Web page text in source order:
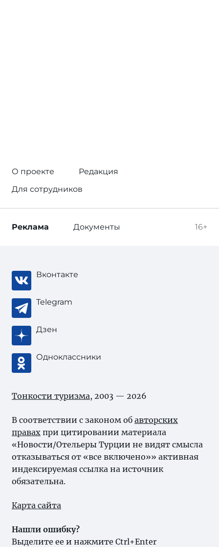
О проекте
Редакция
Для сотрудников
16+
Реклама Документы
Вконтакте
Telegram
Дзен
Одноклассники
Тонкости туризма, 2003 — 2026
В соответствии с законом об авторских
правах при цитировании материала
«Новости/Отельеры Турции не видят смысла
отказываться от «все включено»» активная
индексируемая ссылка на источник
обязательна.
Карта сайта
Нашли ошибку?
Выделите ее и нажмите Ctrl+Enter